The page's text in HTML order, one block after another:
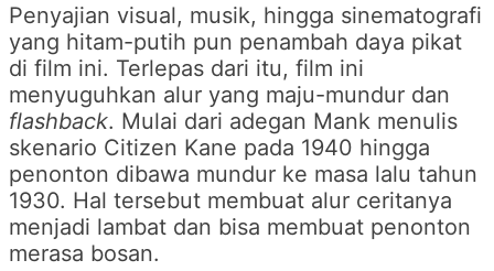
Penyajian visual, musik, hingga sinematografi
yang hitam-putih pun penambah daya pikat
di film ini. Terlepas dari itu, film ini
menyuguhkan alur yang maju-mundur dan
flashback. Mulai dari adegan Mank menulis
skenario Citizen Kane pada 1940 hingga
penonton dibawa mundur ke masa lalu tahun
1930. Hal tersebut membuat alur ceritanya
menjadi lambat dan bisa membuat penonton
merasa bosan.